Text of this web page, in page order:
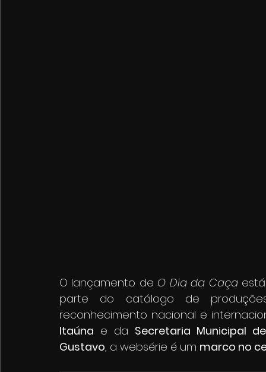
O lançamento de O Dia da Caça
parte do catálogo de
reconhecimento nacional e
Itaúna e da Secretaria Municipal
Gustavo, a websérie é um marco no